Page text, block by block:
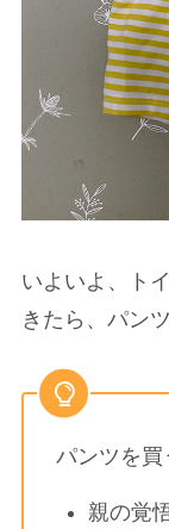
いよいよ、ト
きたら、パン
パンツを
親の覚